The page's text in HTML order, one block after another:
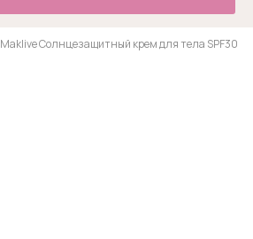
Maklive Солнцезащитный крем для тела SPF30